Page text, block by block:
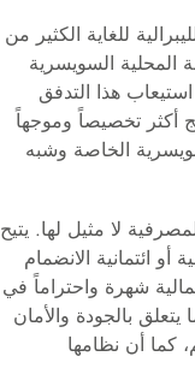
للغاية الكثير من
المحلية السويسرية
هذا التدفق
أكثر تخصيصاً وموجهاً
الخاصة وشبه
لا مثيل لها. يتيح
ائتمانية الانضمام
شهرة واحتراماً في
بالجودة والأمان
كما أن نظامها